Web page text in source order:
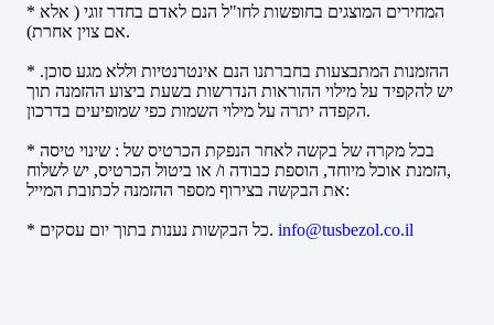
* המחירים המוצגים בחופשות לחו"ל הנם לאדם בחדר זוגי ( אלא
אם צוין אחרת).
* ההזמנות המתבצעות בחברתנו הנם אינטרנטיות וללא מגע סוכן.
יש להקפיד על מילוי ההוראות הנדרשות בשעת ביצוע ההזמנה תוך
הקפדה יתרה על מילוי השמות כפי שמופיעים בדרכון.
* בכל מקרה של בקשה לאחר הנפקת הכרטיס של : שינוי טיסה
,הזמנת אוכל מיוחד, הוספת כבודה ו/ או ביטול הכרטיס, יש לשלוח
את הבקשה בצירוף מספר ההזמנה לכתובת המייל:
* כל הבקשות נענות בתוך יום עסקים. info@tusbezol.co.il